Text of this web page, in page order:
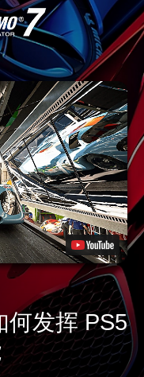
何发挥 PS5